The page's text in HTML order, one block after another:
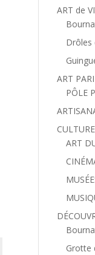
ART de
Drôles
ART
PÔLE
CULTURE
ART
Grotte